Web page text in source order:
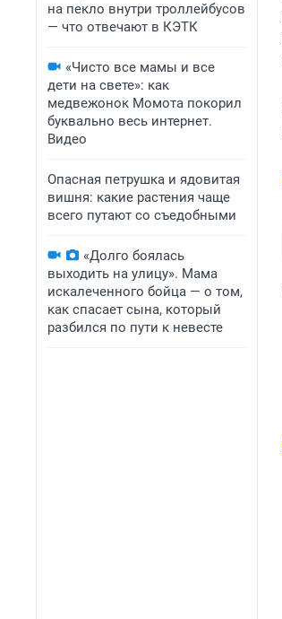
на пекло внутри троллейбусов
— что отвечают в КЭТК
«Чисто все мамы и все
дети на свете»: как
медвежонок Момота покорил
буквально весь интернет.
Видео
Опасная петрушка и ядовитая
вишня: какие растения чаще
всего путают со съедобными
«Долго боялась
выходить на улицу». Мама
искалеченного бойца — о том,
как спасает сына, который
разбился по пути к невесте